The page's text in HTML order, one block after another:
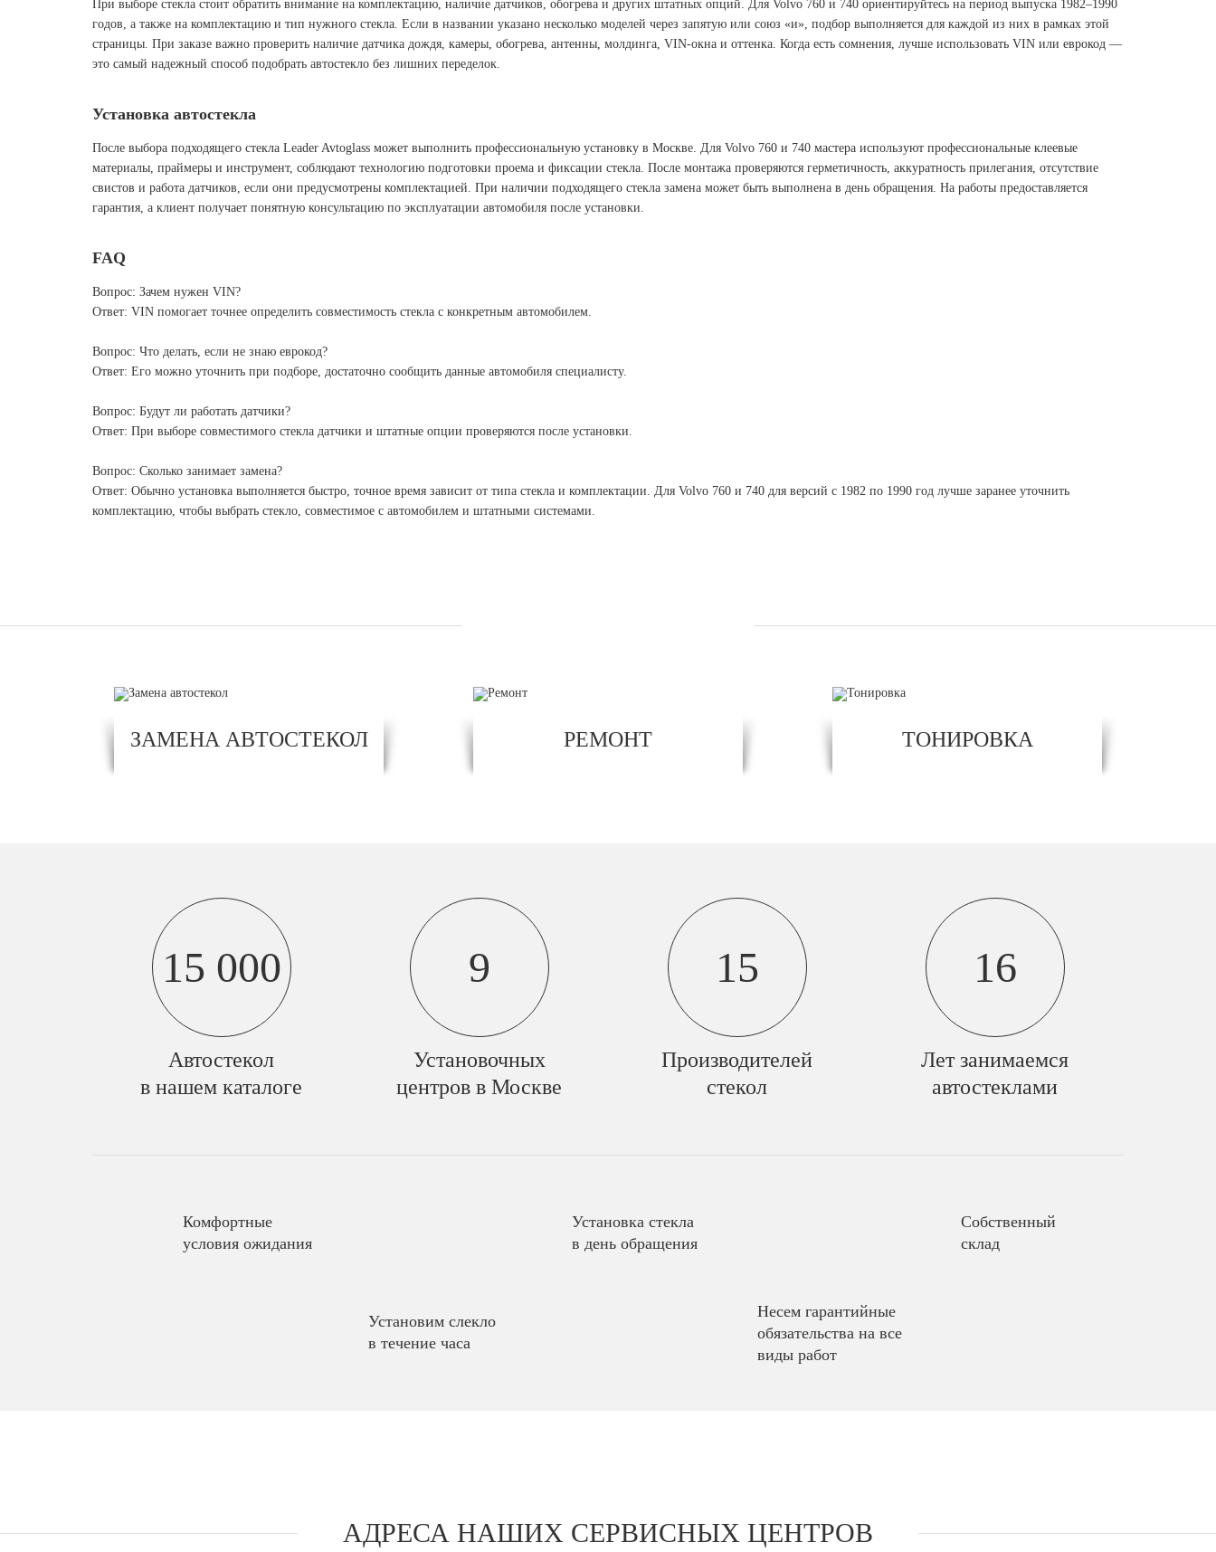
При выборе стекла стоит обратить внимание на комплектацию, наличие датчиков, обогрева и других штатных опций. Для Volvo 760 и 740 ориентируйтесь на период выпуска 1982–1990
годов, а также на комплектацию и тип нужного стекла. Если в названии указано несколько моделей через запятую или союз «и», подбор выполняется для каждой из них в рамках этой
страницы. При заказе важно проверить наличие датчика дождя, камеры, обогрева, антенны, молдинга, VIN-окна и оттенка. Когда есть сомнения, лучше использовать VIN или еврокод —
это самый надежный способ подобрать автостекло без лишних переделок.
Установка автостекла
После выбора подходящего стекла Leader Avtoglass может выполнить профессиональную установку в Москве. Для Volvo 760 и 740 мастера используют профессиональные клеевые
материалы, праймеры и инструмент, соблюдают технологию подготовки проема и фиксации стекла. После монтажа проверяются герметичность, аккуратность прилегания, отсутствие
свистов и работа датчиков, если они предусмотрены комплектацией. При наличии подходящего стекла замена может быть выполнена в день обращения. На работы предоставляется
гарантия, а клиент получает понятную консультацию по эксплуатации автомобиля после установки.
FAQ
Вопрос: Зачем нужен VIN?
Ответ: VIN помогает точнее определить совместимость стекла с конкретным автомобилем.
Вопрос: Что делать, если не знаю еврокод?
Ответ: Его можно уточнить при подборе, достаточно сообщить данные автомобиля специалисту.
Вопрос: Будут ли работать датчики?
Ответ: При выборе совместимого стекла датчики и штатные опции проверяются после установки.
Вопрос: Сколько занимает замена?
Ответ: Обычно установка выполняется быстро, точное время зависит от типа стекла и комплектации. Для Volvo 760 и 740 для версий с 1982 по 1990 год лучше заранее уточнить
комплектацию, чтобы выбрать стекло, совместимое с автомобилем и штатными системами.
ЗАМЕНА АВТОСТЕКОЛ РЕМОНТ ТОНИРОВКА
15 000
Автостекол
в нашем каталоге
9
Установочных
центров в Москве
15
Производителей
стекол
16
Лет занимаемся
автостеклами
Комфортные
условия ожидания
Установка стекла
в день обращения
Собственный
склад
Установим слекло
в течение часа
Несем гарантийные
обязательства на все
виды работ
АДРЕСА НАШИХ СЕРВИСНЫХ ЦЕНТРОВ